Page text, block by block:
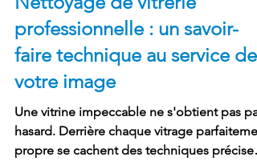
Nettoyage de vitrerie
professionnelle : un savoir-
faire technique au service de
votre image
Une vitrine impeccable ne s'obtient pas par